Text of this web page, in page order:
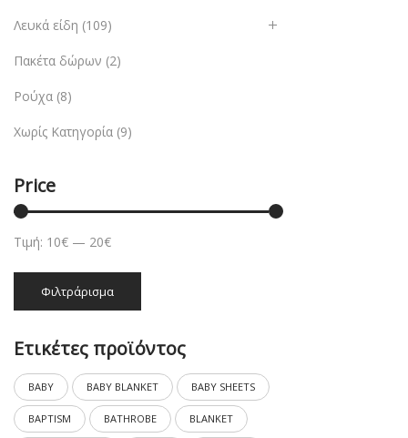
Λευκά είδη (109)
Πακέτα δώρων (2)
Ρούχα (8)
Χωρίς Κατηγορία (9)
Price
Φιλτράρισμα
Τιμή: 10€ — 20€
Ετικέτες προϊόντος
BABY BABY BLANKET BABY SHEETS
BAPTISM BATHROBE BLANKET